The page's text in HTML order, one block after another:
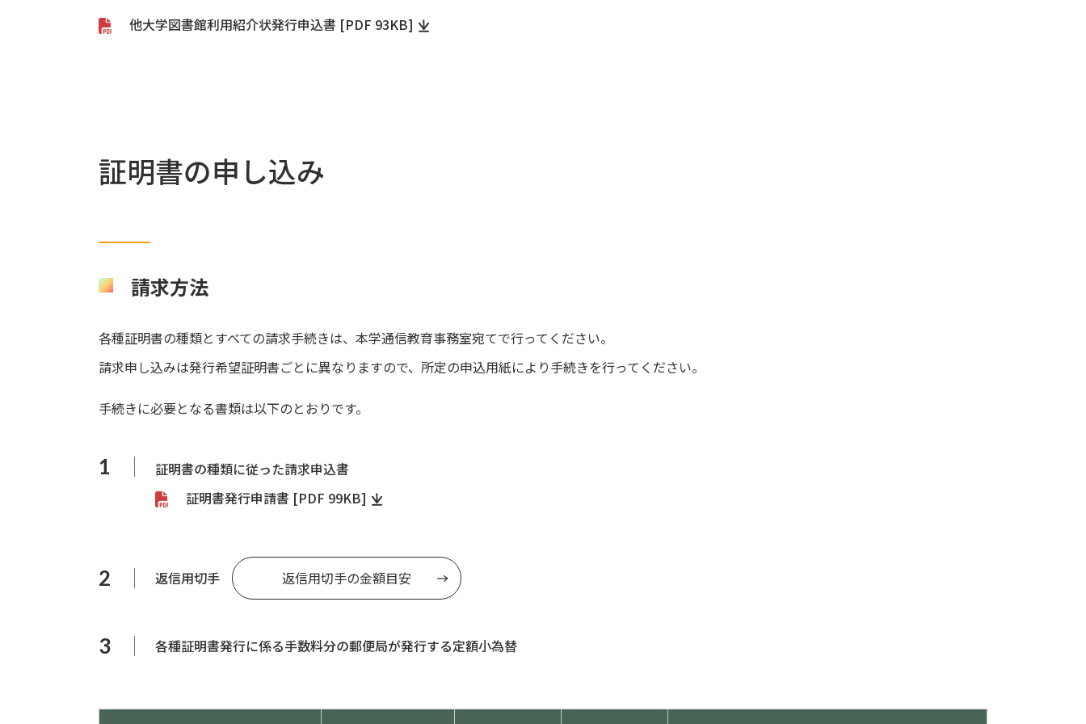
他大学図書館利用紹介状発行申込書 [PDF 93KB]
証明書の申し込み
請求方法
各種証明書の種類とすべての請求手続きは、本学通信教育事務室宛てで行ってください。
請求申し込みは発行希望証明書ごとに異なりますので、所定の申込用紙により手続きを行ってください。
手続きに必要となる書類は以下のとおりです。
1
証明書の種類に従った請求申込書
証明書発行申請書 [PDF 99KB]
2 返信用切手 返信用切手の金額目安
3 各種証明書発行に係る手数料分の郵便局が発行する定額小為替